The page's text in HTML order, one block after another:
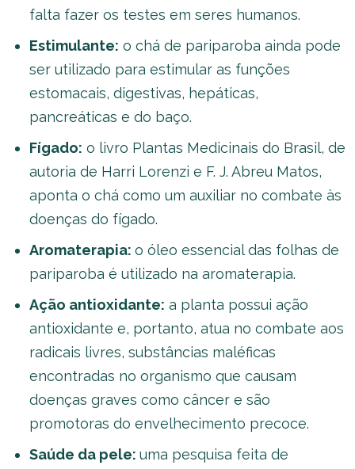
falta fazer os testes em seres humanos.
Estimulante: o chá de pariparoba ainda pode
ser utilizado para estimular as funções
estomacais, digestivas, hepáticas,
pancreáticas e do baço.
Fígado: o livro Plantas Medicinais do Brasil, de
autoria de Harri Lorenzi e F. J. Abreu Matos,
aponta o chá como um auxiliar no combate às
doenças do fígado.
Aromaterapia: o óleo essencial das folhas de
pariparoba é utilizado na aromaterapia.
Ação antioxidante: a planta possui ação
antioxidante e, portanto, atua no combate aos
radicais livres, substâncias maléficas
encontradas no organismo que causam
doenças graves como câncer e são
promotoras do envelhecimento precoce.
Saúde da pele: uma pesquisa feita de